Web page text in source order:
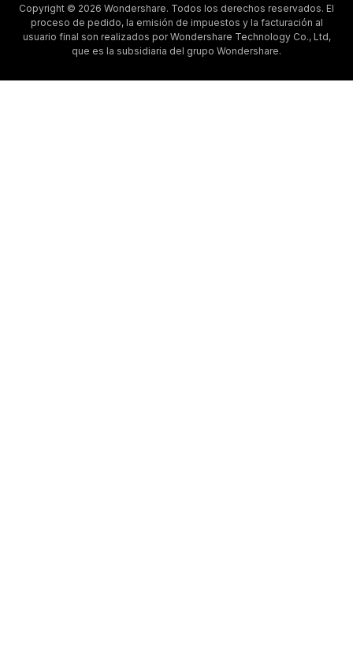
Copyright © 2026 Wondershare. Todos los derechos reservados. El
proceso de pedido, la emisión de impuestos y la facturación al
usuario final son realizados por Wondershare Technology Co., Ltd,
que es la subsidiaria del grupo Wondershare.